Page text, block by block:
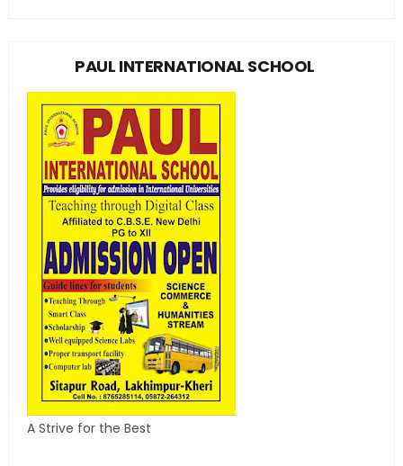
PAUL INTERNATIONAL SCHOOL
A Strive for the Best